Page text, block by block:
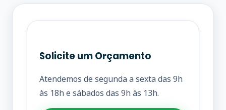
Solicite um Orçamento
Atendemos de segunda a sexta das 9h
às 18h e sábados das 9h às 13h.